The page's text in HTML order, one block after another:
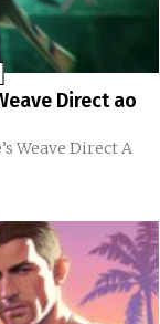
Direct ao
Direct A